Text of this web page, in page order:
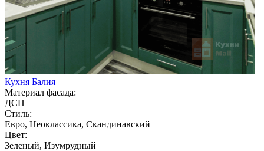
Кухня Балия
Материал фасада:
ДСП
Стиль:
Евро, Неоклассика, Скандинавский
Цвет:
Зеленый, Изумрудный